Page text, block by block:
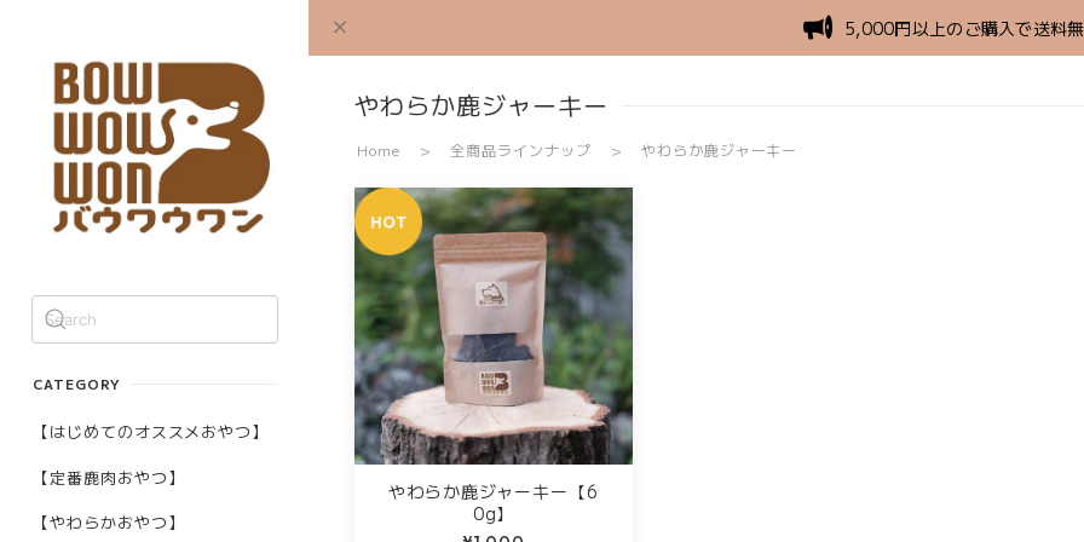
CATEGORY
【はじめてのオススメおやつ】
【定番鹿肉おやつ】
【やわらかおやつ】
5,000円以上のご購入で送料
やわらか鹿ジャーキー
Home 全商品ラインナップ やわらか鹿ジャーキー
やわらか鹿ジャーキー【6
0g】